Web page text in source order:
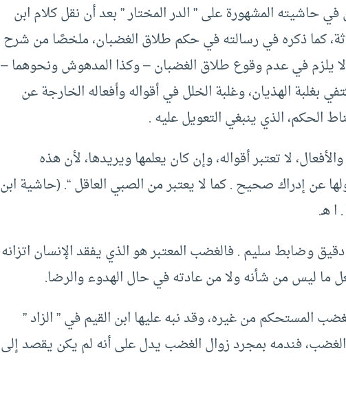
حاشيته المشهورة على ” الدر المختار ” بعد أن نقل كلام ابن
كما ذكره في رسالته في حكم طلاق الغضبان، ملخصًا من شرح
لا يلزم في عدم وقوع طلاق الغضبان – وكذا المدهوش ونحوهما –
بغلبة الهذيان، وغلبة الخلل في أقواله وأفعاله الخارجة عن
الحكم، الذي ينبغي التعويل عليه .
لا تعتبر أقواله، وإن كان يعلمها ويريدها، لأن هذه
عن إدراك صحيح . كما لا يعتبر من الصبي العاقل “. (حاشية ابن
وضابط سليم . فالغضب المعتبر هو الذي يفقد الإنسان اتزانه
ما ليس من شأنه ولا من عادته في حال الهدوء والرضا.
المستحكم من غيره، وقد نبه عليها ابن القيم في ” الزاد ”
فندمه بمجرد زوال الغضب يدل على أنه لم يكن يقصد إلى